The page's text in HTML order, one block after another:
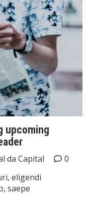
upcoming
da Capital
0
eligendi
saepe